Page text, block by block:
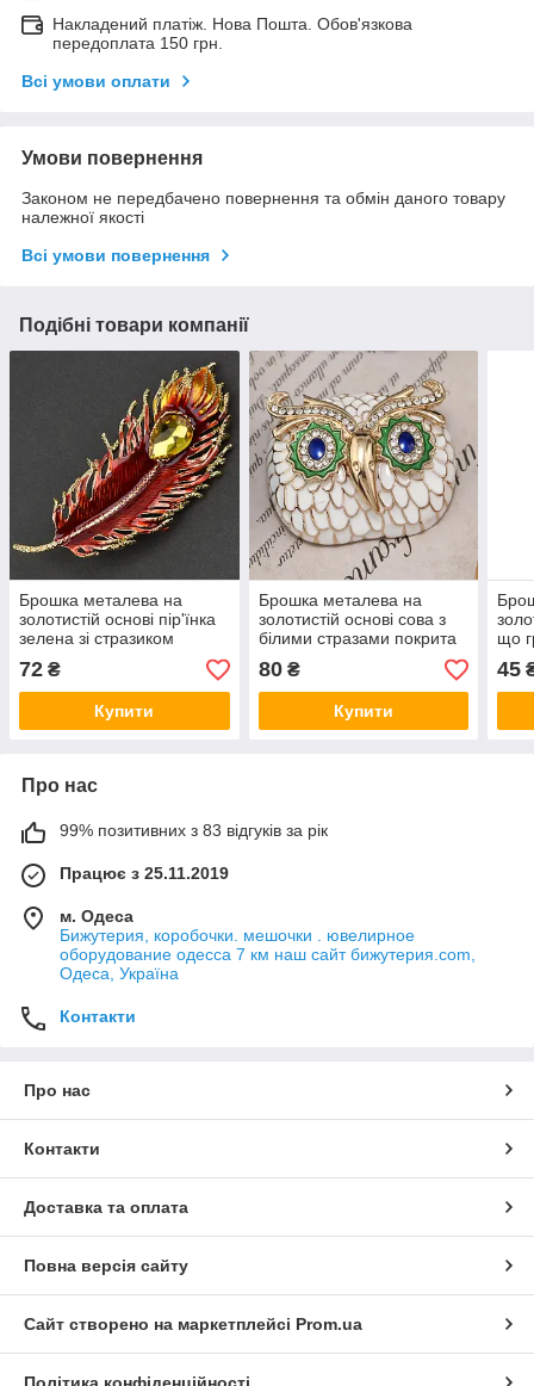
Накладений платіж. Нова Пошта. Обов'язкова
передоплата 150 грн.
Всі умови оплати
Умови повернення
Законом не передбачено повернення та обмін даного товару
належної якості
Всі умови повернення
Подібні товари компанії
Брошка металева на
золотистій основі пір'їнка
зелена зі стразиком
покрита кольоровою
емаллю розмір 35х75 мм
72 ₴
Купити
Брошка металева на
золотистій основі сова з
білими стразами покрита
кольоровою емаллю
розмір 50х40 мм
80₴
Купити
що
45
Про нас
99% позитивних з 83 відгуків за рік
Працює з 25.11.2019
м. Одеса
Бижутерия, коробочки. мешочки . ювелирное
оборудование одесса 7 км наш сайт бижутерия.com,
Одеса, Україна
Контакти
Про нас
Контакти
Доставка та оплата
Повна версія сайту
Сайт створено на маркетплейсі Prom.ua